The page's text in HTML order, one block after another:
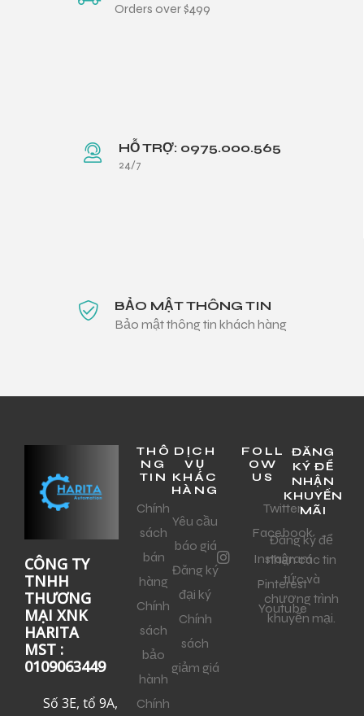
Orders over $499
HỖ TRỢ: 0975.000.565
24/7
BẢO MẬT THÔNG TIN
Bảo mật thông tin khách hàng
CÔNG TY
TNHH
THƯƠNG
MẠI XNK
HARITA
MST :
0109063449
Số 3E, tổ 9A,
THÔ
NG
TIN
Chính
sách
bán
hàng
Chính
sách
bảo
hành
Chính
DỊCH
VỤ
KHÁC
HÀNG
Yêu cầu
báo giá
Đăng ký
đại ký
Chính
sách
giảm giá
FOLL
OW
US
Twitter
Facebook
Instagram
Pinterest
Youtube
ĐĂNG
KÝ ĐỂ
NHẬN
KHUYẾN
MÃI
Đăng ký để
nhận các tin
tức và
chương trình
khuyến mại.